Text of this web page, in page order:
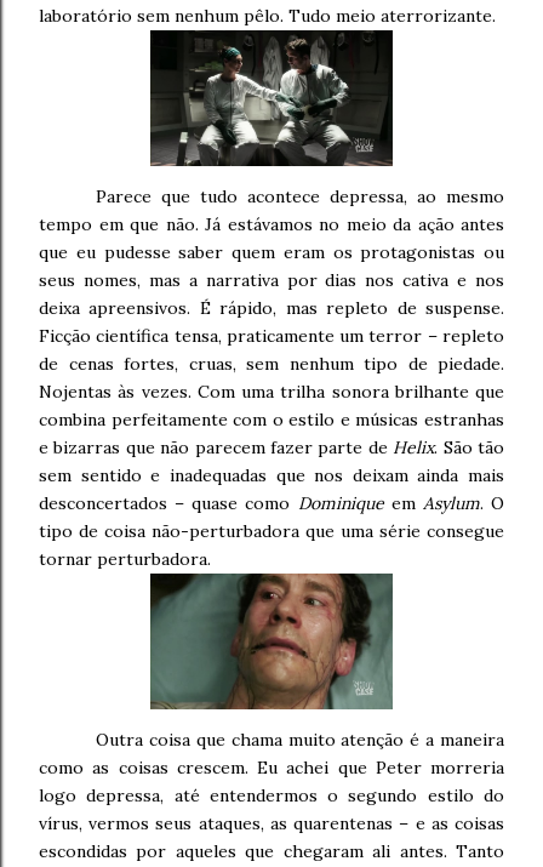
laboratório sem nenhum pêlo. Tudo meio aterrorizante.
Parece que tudo acontece depressa, ao mesmo
tempo em que não. Já estávamos no meio da ação antes
que eu pudesse saber quem eram os protagonistas ou
seus nomes, mas a narrativa por dias nos cativa e nos
deixa apreensivos. É rápido, mas repleto de suspense.
Ficção científica tensa, praticamente um terror – repleto
de cenas fortes, cruas, sem nenhum tipo de piedade.
Nojentas às vezes. Com uma trilha sonora brilhante que
combina perfeitamente com o estilo e músicas estranhas
e bizarras que não parecem fazer parte de Helix. São tão
sem sentido e inadequadas que nos deixam ainda mais
desconcertados – quase como Dominiqueem Asylum. O
tipo de coisa não-perturbadora que uma série consegue
tornar perturbadora.
Outra coisa que chama muito atenção é a maneira
como as coisas crescem. Eu achei que Peter morreria
logo depressa, até entendermos o segundo estilo do
vírus, vermos seus ataques, as quarentenas – e as coisas
escondidas por aqueles que chegaram ali antes. Tanto